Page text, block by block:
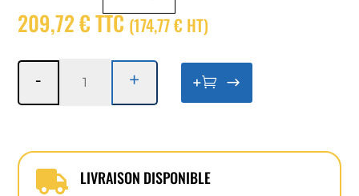
209,72 € TTC(174,77€ HT)
-
Monture
8570
+ +
 LIVRAISON DISPONIBLE